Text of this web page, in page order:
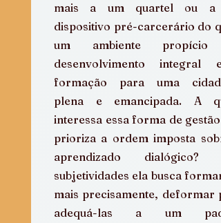
mais a um quartel ou a
dispositivo pré-carcerário do
um ambiente propício
desenvolvimento integral
formação para uma
plena e emancipada. A
interessa essa forma de gestão
prioriza a ordem imposta
aprendizado dialógico?
subjetividades ela busca formar
mais precisamente, deformar
adequá-las a um